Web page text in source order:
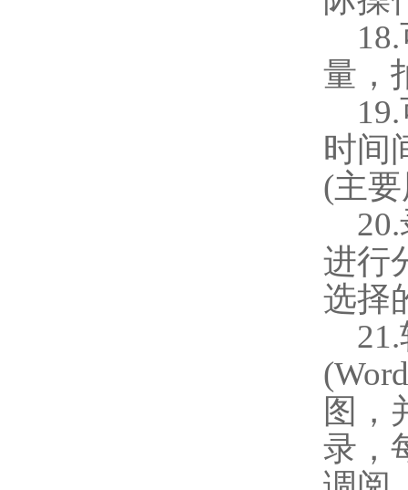
18.
量，
19.
时间
(主
20.
进行
选择
21.
(Word
图，
录，